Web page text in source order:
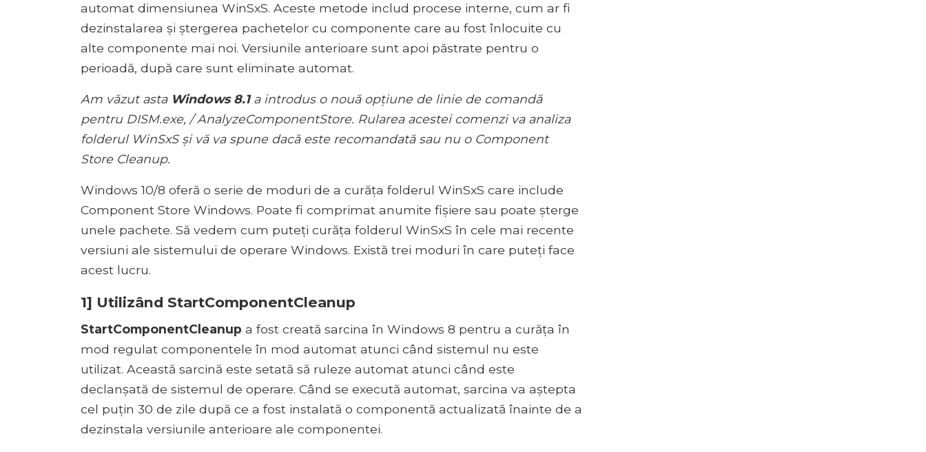
automat dimensiunea WinSxS. Aceste metode includ procese interne, cum ar fi
dezinstalarea și ștergerea pachetelor cu componente care au fost înlocuite cu
alte componente mai noi. Versiunile anterioare sunt apoi păstrate pentru o
perioadă, după care sunt eliminate automat.
Am văzut asta Windows 8.1a introdus o nouă opțiune de linie de comandă
pentru DISM.exe, / AnalyzeComponentStore. Rularea acestei comenzi va analiza
folderul WinSxS și vă va spune dacă este recomandată sau nu o Component
Store Cleanup.
Windows 10/8 oferă o serie de moduri de a curăța folderul WinSxS care include
Component Store Windows. Poate fi comprimat anumite fișiere sau poate șterge
unele pachete. Să vedem cum puteți curăța folderul WinSxS în cele mai recente
versiuni ale sistemului de operare Windows. Există trei moduri în care puteți face
acest lucru.
1] Utilizând StartComponentCleanup
StartComponentCleanup a fost creată sarcina în Windows 8 pentru a curăța în
mod regulat componentele în mod automat atunci când sistemul nu este
utilizat. Această sarcină este setată să ruleze automat atunci când este
declanșată de sistemul de operare. Când se execută automat, sarcina va aștepta
cel puțin 30 de zile după ce a fost instalată o componentă actualizată înainte de a
dezinstala versiunile anterioare ale componentei.